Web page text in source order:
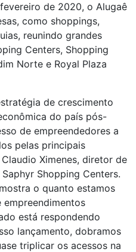
de 2020, o Alugaê
como shoppings,
reunindo grandes
Centers, Shopping
Norte e Royal Plaza
de crescimento
do país pós-
de empreendedores a
pelas principais
Ximenes, diretor de
Shopping Centers.
o quanto estamos
está respondendo
lançamento, dobramos
triplicar os acessos na